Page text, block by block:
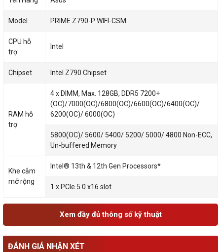
Model PRIME Z790-P WIFI-CSM
CPU hỗ
trợ
Intel
Chipset Intel Z790 Chipset
RAM hỗ
trợ
4 x DIMM, Max. 128GB, DDR5 7200+
(OC)/7000(OC)/6800(OC)/6600(OC)/6400(OC)/
6200(OC)/ 6000(OC)
5800(OC)/ 5600/ 5400/ 5200/ 5000/ 4800 Non-ECC,
Un-buffered Memory
Khe cắm
mở rộng
Intel® 13th & 12th Gen Processors*
1 x PCIe 5.0 x16 slot
Xem đầy đủ thông số kỹ thuật
ĐÁNH GIÁ NHẬN XÉT